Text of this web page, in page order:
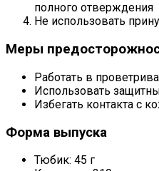
полного отверждения
Не использовать
Меры
Работать в
Использовать
Избегать контакта с
Форма выпуска
Тюбик: 45 г